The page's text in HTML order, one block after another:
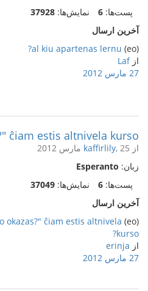
پست‌ها: 6 نمایش‌ها: 37928
آخرین ارسال
(eo)
al kiu apartenas lernu?
ازLaf
27 مارس 2012
ĉiam estis altnivela kurso?
از kaffirlily, 25 مارس 2012
زبان: Esperanto
پست‌ها: 6 نمایش‌ها: 37049
آخرین ارسال
(eo)
okazas?" ĉiam estis altnivela
kurso?
از erinja
27 مارس 2012